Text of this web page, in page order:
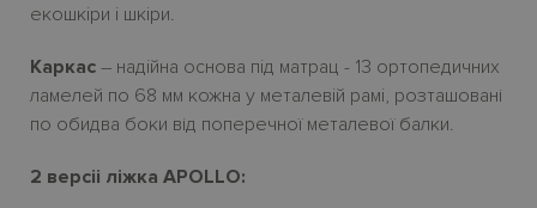
екошкiри i шкiри.
Каркас – надiйна основа пiд матрац - 13 ортопедичних
ламелей по 68 мм кожна у металевiй рамi, розташовані
по обидва боки від поперечної металевої балки.
2 версіі ліжка APOLLO: